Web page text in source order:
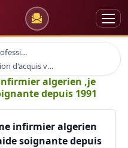
Orientation Professionnelle
Validation d'acquis vae
algerien ,je
depuis 1991
infirmier algerien
soignante depuis